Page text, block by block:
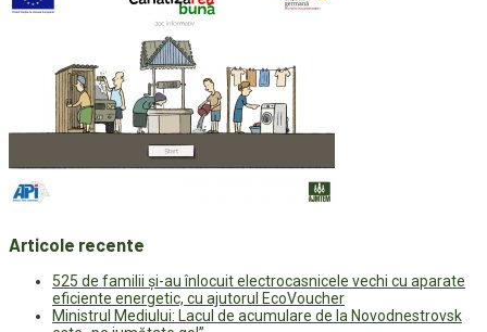
Articole recente
525 de familii și-au înlocuit electrocasnicele vechi cu aparate
eficiente energetic, cu ajutorul EcoVoucher
Ministrul Mediului: Lacul de acumulare de la Novodnestrovsk